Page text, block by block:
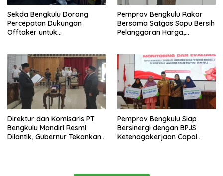
Sekda Bengkulu Dorong
Percepatan Dukungan
Offtaker untuk
Pemprov Bengkulu Rakor
Bersama Satgas Sapu Bersih
Pelanggaran Harga,
Masih Jadi Sorotan
Direktur dan Komisaris PT
Bengkulu Mandiri Resmi
Dilantik, Gubernur Tekankan
Pemprov Bengkulu Siap
Bersinergi dengan BPJS
Ketenagakerjaan Capai